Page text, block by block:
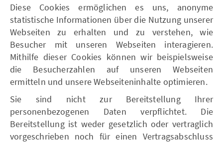
Diese Cookies ermöglichen es uns, anonyme
statistische Informationen über die Nutzung unserer
Webseiten zu erhalten und zu verstehen, wie
Besucher mit unseren Webseiten interagieren.
Mithilfe dieser Cookies können wir beispielsweise
die Besucherzahlen auf unseren Webseiten
ermitteln und unsere Webseiteninhalte optimieren.
Sie sind nicht zur Bereitstellung Ihrer
personenbezogenen Daten verpflichtet. Die
Bereitstellung ist weder gesetzlich oder vertraglich
vorgeschrieben noch für einen Vertragsabschluss